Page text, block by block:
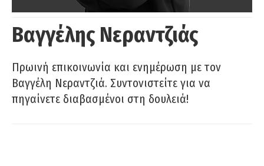
Βαγγέλης Νεραντζιάς
Πρωινή επικοινωνία και ενημέρωση με τον
Βαγγέλη Νεραντζιά. Συντονιστείτε για να
πηγαίνετε διαβασμένοι στη δουλειά!